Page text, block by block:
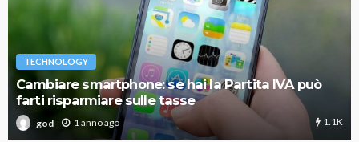
TECHNOLOGY
Cambiare smartphone: se hai la Partita IVA può
farti risparmiare sulle tasse
god 1 anno ago 1.1K